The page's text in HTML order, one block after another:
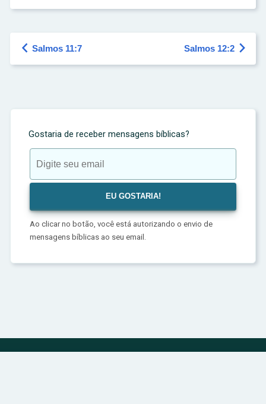
 Salmos 11:7 Salmos 12:2 
Gostaria de receber mensagens bíblicas?
Ao clicar no botão, você está autorizando o envio de
mensagens bíblicas ao seu email.